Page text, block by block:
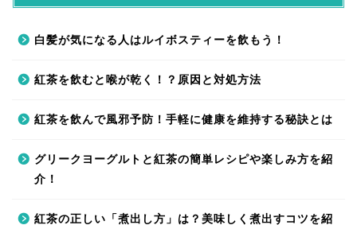
白髪が気になる人はルイボスティーを飲もう！
紅茶を飲むと喉が乾く！？原因と対処方法
紅茶を飲んで風邪予防！手軽に健康を維持する秘訣とは
グリークヨーグルトと紅茶の簡単レシピや楽しみ方を紹
介！
紅茶の正しい「煮出し方」は？美味しく煮出すコツを紹